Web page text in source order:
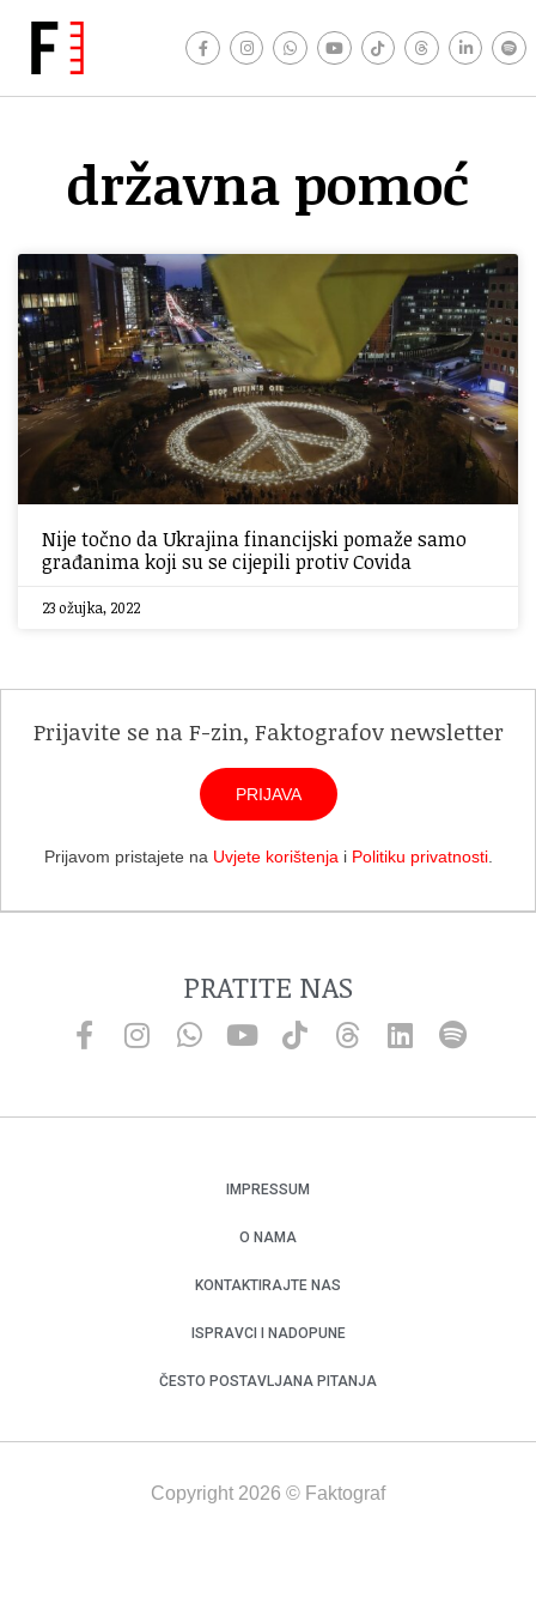
državna pomoć
Nije točno da Ukrajina financijski pomaže samo
građanima koji su se cijepili protiv Covida
23 ožujka, 2022
Prijavite se na F-zin, Faktografov newsletter
PRIJAVA
Prijavom pristajete na Uvjete korištenja i Politiku privatnosti.
PRATITE NAS
IMPRESSUM
O NAMA
KONTAKTIRAJTE NAS
ISPRAVCI I NADOPUNE
ČESTO POSTAVLJANA PITANJA
Copyright 2026 © Faktograf